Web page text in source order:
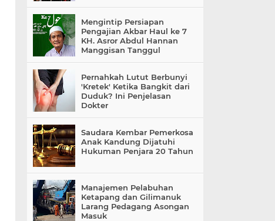
Mengintip Persiapan
Pengajian Akbar Haul ke 7
KH. Asror Abdul Hannan
Manggisan Tanggul
Pernahkah Lutut Berbunyi
'Kretek' Ketika Bangkit dari
Duduk? Ini Penjelasan
Dokter
Saudara Kembar Pemerkosa
Anak Kandung Dijatuhi
Hukuman Penjara 20 Tahun
Manajemen Pelabuhan
Ketapang dan Gilimanuk
Larang Pedagang Asongan
Masuk